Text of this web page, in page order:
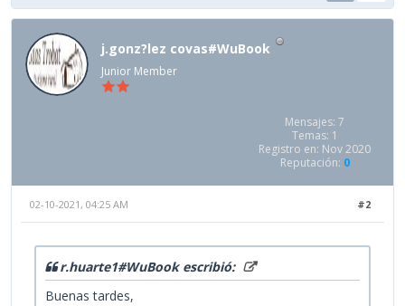
j.gonz?lez covas#WuBook
Junior Member
Mensajes: 7
Temas: 1
Registro en: Nov 2020
Reputación: 0
#2
02-10-2021, 04:25 AM
r.huarte1#WuBook escribió:
Buenas tardes,